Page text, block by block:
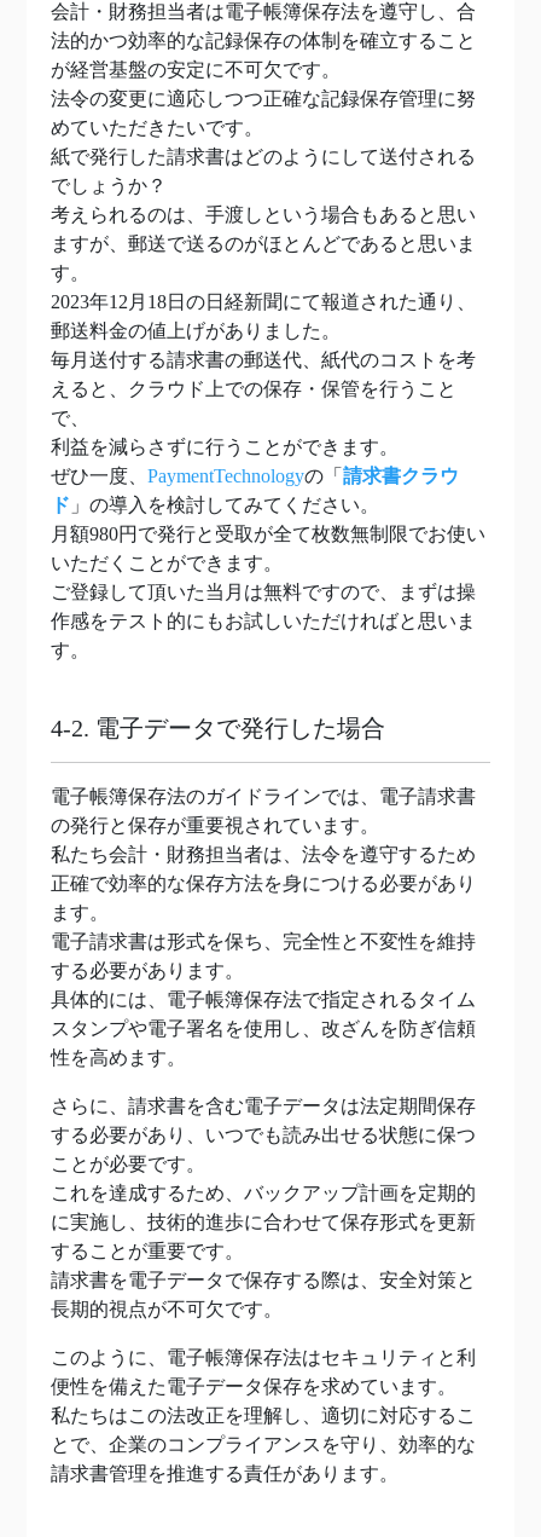
会計・財務担当者は電子帳簿保存法を遵守し、合
法的かつ効率的な記録保存の体制を確立すること
が経営基盤の安定に不可欠です。
法令の変更に適応しつつ正確な記録保存管理に努
めていただきたいです。
紙で発行した請求書はどのようにして送付される
でしょうか？
考えられるのは、手渡しという場合もあると思い
ますが、郵送で送るのがほとんどであると思いま
す。
2023年12月18日の日経新聞にて報道された通り、
郵送料金の値上げがありました。
毎月送付する請求書の郵送代、紙代のコストを考
えると、クラウド上での保存・保管を行うこと
で、
利益を減らさずに行うことができます。
ぜひ一度、 PaymentTechnologyの「 請求書クラウ
ド 」の導入を検討してみてください。
月額980円で発行と受取が全て枚数無制限でお使い
いただくことができます。
ご登録して頂いた当月は無料ですので、まずは操
作感をテスト的にもお試しいただければと思いま
す。
4-2. 電子データで発行した場合
電子帳簿保存法のガイドラインでは、電子請求書
の発行と保存が重要視されています。
私たち会計・財務担当者は、法令を遵守するため
正確で効率的な保存方法を身につける必要があり
ます。
電子請求書は形式を保ち、完全性と不変性を維持
する必要があります。
具体的には、電子帳簿保存法で指定されるタイム
スタンプや電子署名を使用し、改ざんを防ぎ信頼
性を高めます。
さらに、請求書を含む電子データは法定期間保存
する必要があり、いつでも読み出せる状態に保つ
ことが必要です。
これを達成するため、バックアップ計画を定期的
に実施し、技術的進歩に合わせて保存形式を更新
することが重要です。
請求書を電子データで保存する際は、安全対策と
長期的視点が不可欠です。
このように、電子帳簿保存法はセキュリティと利
便性を備えた電子データ保存を求めています。
私たちはこの法改正を理解し、適切に対応するこ
とで、企業のコンプライアンスを守り、効率的な
請求書管理を推進する責任があります。